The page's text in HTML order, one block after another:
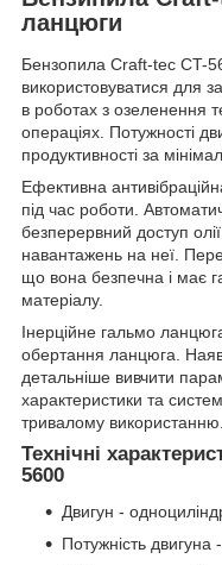
ланцюги
Бензопила Craft-tec CT-
використовуватися для
в роботах з озеленення
операціях. Потужності
продуктивності за
Ефективна
під час роботи.
безперервний доступ
навантажень на неї.
що вона безпечна і має
матеріалу.
Інерційне гальмо
обертання ланцюга.
детальніше вивчити
характеристики та
тривалому використанню.
Технічні
5600
Двигун -
Потужність двигуна